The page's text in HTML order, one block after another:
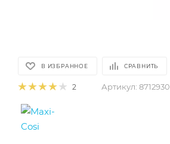
В ИЗБРАННОЕ СРАВНИТЬ
2 Артикул: